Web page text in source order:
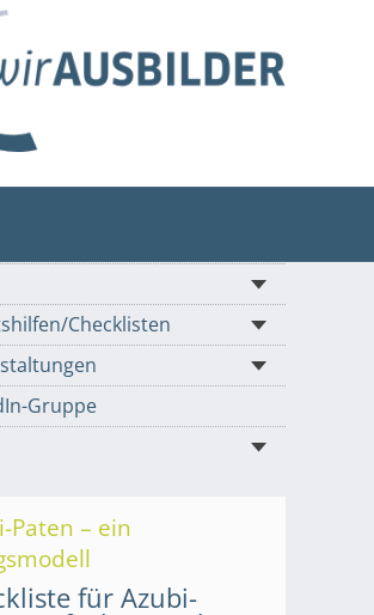
Checklisten
Gruppe
Paten – ein
für Azubi-